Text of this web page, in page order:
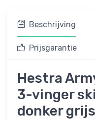
Beschrijving
Prijsgarantie
Hestra
3-vinger
donker grijs